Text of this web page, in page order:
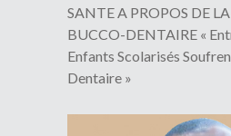
SANTE A PROPOS DE
BUCCO-DENTAIRE «
Enfants Scolarisés
Dentaire »